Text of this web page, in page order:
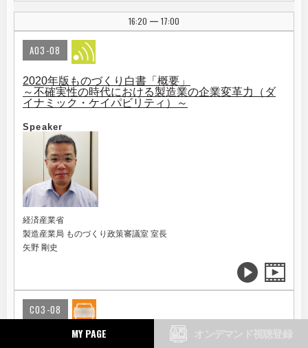
MY PAGE
16:20 | 17:00
A03-08
2020年版ものづくり白書「概要」
～不確実性の時代における製造業の企業変革力（ダ
イナミック・ケイパビリティ）～
Speaker
経済産業省
製造産業局 ものづくり政策審議室 室長
矢野 剛史
C03-08
withコロナ時代に加速する自動運転・MaaS市場